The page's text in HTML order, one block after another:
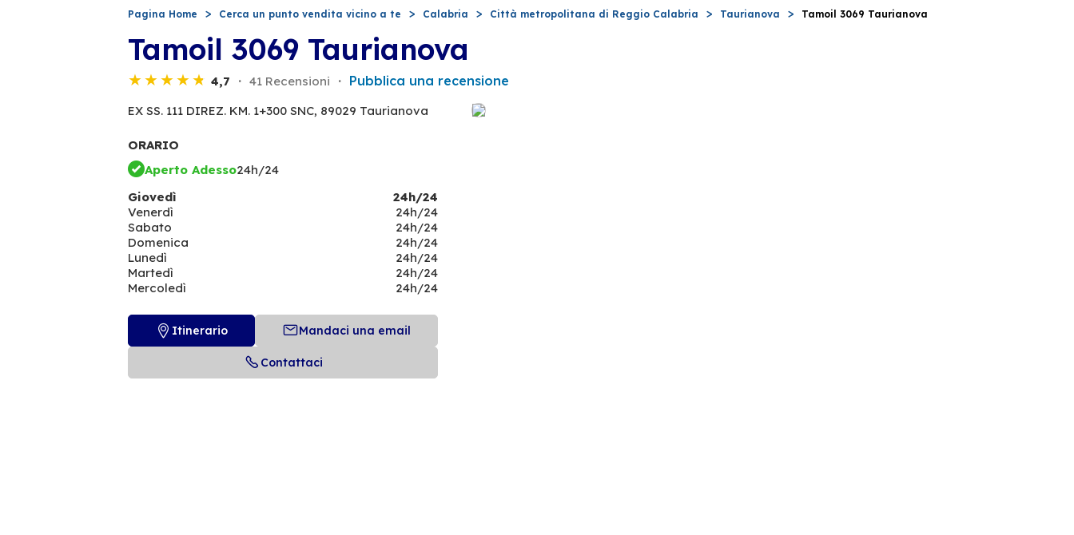
Pagina Home Cerca un punto vendita vicino a te Calabria Città metropolitana di Reggio Calabria Taurianova Tamoil 3069 Taurianova
Tamoil 3069 Taurianova
4,7 41 Recensioni Pubblica una recensione
EX SS. 111 DIREZ. KM. 1+300 SNC, 89029 Taurianova
ORARIO
Aperto Adesso24h/24
Giovedì
24h/24
Venerdì
24h/24
Sabato
24h/24
Domenica
24h/24
Lunedì
24h/24
Martedì
24h/24
Mercoledì
24h/24
Itinerario Mandaci una email
Contattaci